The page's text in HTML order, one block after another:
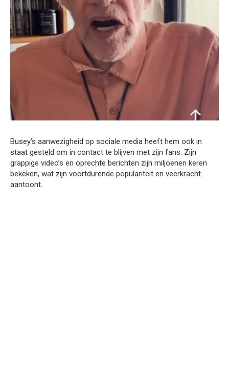
Busey’s aanwezigheid op sociale media heeft hem ook in
staat gesteld om in contact te blijven met zijn fans. Zijn
grappige video’s en oprechte berichten zijn miljoenen keren
bekeken, wat zijn voortdurende populariteit en veerkracht
aantoont.